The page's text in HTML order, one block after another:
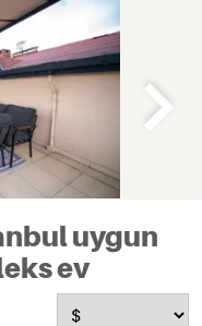
uygun
ev